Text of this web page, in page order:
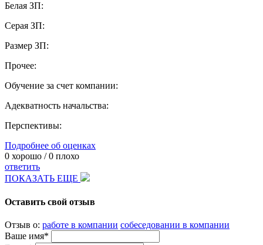
Белая ЗП:
Серая ЗП:
Размер ЗП:
Прочее:
Обучение за счет компании:
Адекватность начальства:
Перспективы:
Подробнее об оценках
0 хорошо /0 плохо
ответить
ПОКАЗАТЬ ЕЩЕ
Оставить свой отзыв
Отзыв о: работе в компании собеседовании в компании
Ваше имя*